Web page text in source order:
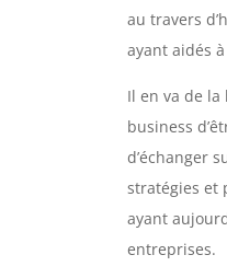
au travers
ayant aidés
Il en va de la
business
d’échanger
stratégies et
ayant
entreprises.